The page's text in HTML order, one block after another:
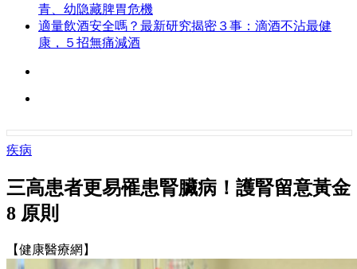
青、幼隐藏脾胃危機
適量飲酒安全嗎？最新研究揭密３事：滴酒不沾最健
康，５招無痛減酒
疾病
三高患者更易罹患腎臟病！護腎留意黃金
8 原則
【健康醫療網】